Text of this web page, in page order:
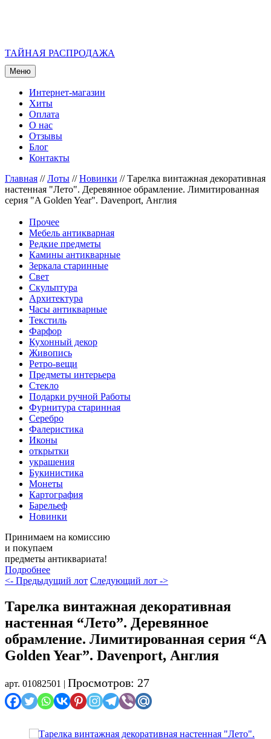
ТАЙНАЯ РАСПРОДАЖА
Меню
Интернет-магазин
Хиты
Оплата
О нас
Отзывы
Блог
Контакты
Главная //Лоты //Новинки //Тарелка винтажная декоративная
настенная "Лето". Деревянное обрамление. Лимитированная
серия "A Golden Year". Davenport, Англия
Прочее
Мебель антикварная
Редкие предметы
Камины антикварные
Зеркала старинные
Свет
Скульптура
Архитектура
Часы антикварные
Текстиль
Фарфор
Кухонный декор
Живопись
Ретро-вещи
Предметы интерьера
Стекло
Подарки ручной Работы
Фурнитура старинная
Серебро
Фалеристика
Иконы
открытки
украшения
Букинистика
Монеты
Картография
Барельеф
Новинки
Принимаем на комиссию
и покупаем
предметы антиквариата!
Подробнее
<- Предыдущий лот Следующий лот ->
Тарелка винтажная декоративная
настенная “Лето”. Деревянное
обрамление. Лимитированная серия “A
Golden Year”. Davenport, Англия
арт. 01082501 | Просмотров: 27